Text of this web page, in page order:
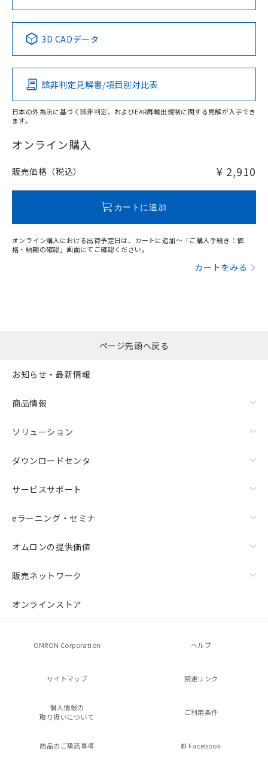
Pb Hg Cd Cr(VI)
O
在庫等で未対応品が混在する可能性があります。
問い合わせください。
No No No No
この製品の規格認証/適合状況ページへ
その他の認証はこちらのページからご検索ください
3D CADデータ
該非判定見解書/項目別対比表
日本の外為法に基づく該非判定、およびEAR再輸出規制に関する見解が入手でき
ます。
オンライン購入
販売価格（税込） ¥ 2,910
カートに追加
オンライン購入における出荷予定日は、カートに追加～「ご購入手続き：価
格・納期の確認」画面にてご確認ください。
カートをみる
ページ先頭へ戻る
お知らせ・最新情報
商品情報
ソリューション
ダウンロードセンタ
サービスサポート
eラーニング・セミナ
オムロンの提供価値
販売ネットワーク
オンラインストア
OMRON Corporation ヘルプ
サイトマップ 関連リンク
個人情報の
取り扱いについて
ご利用条件
商品のご承諾事項 Facebook